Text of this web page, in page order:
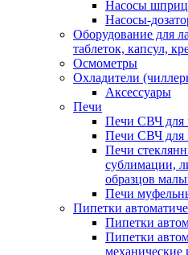
Насосы
Насосы-
Оборудование для
таблеток, капсул,
Осмометры
Охладители
Аксессуары
Печи
Печи СВЧ для
Печи СВЧ для
Печи
сублимации,
образцов
Печи
Пипетки
Пипетки
Пипетки
механические